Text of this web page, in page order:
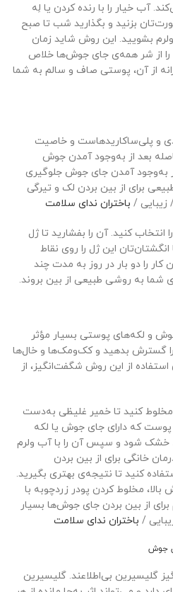
خیار را با رنده کردن یا لِه
بزنید و بگذارید شب تا صبح
بشویید. این روش شاید زمان
را از شر همه‌ی جای جوش‌ها خلاص
از آن، پوستی صاف و سالم به شما
و پلی‌ساکاریدهاست و خاصیت
بعد از به‌وجود آمدن جوش
به‌وجود آمدن جای جوش جلوگیری
برای از بین بردن لک و تیرگی
/ باختران ندای سلامت
انتخاب کنید. آن را بفشارید تا ژل
این ژل را روی نقاط
کار را دو بار در روز به مدت چند
شما به روشی طبیعی از بین بروند.
و لکه‌های پوستی بسیار مؤثر
گسترش بدهید و کک‌ومک‌ها و خال‌ها
از این روش شگفت‌انگیز، از
مخلوط کنید تا خمیر غلیظی به‌دست
پوست که دارای جای جوش یا لکه
خشک شود و سپس آن را با آب ولرم
خانگی برای از بین بردن
کنید تا نتیجه‌ی بهتری بگیرید.
مخلوط کردن پودر زردچوبه با
از بین بردن جای جوش‌ها بسیار
/ باختران ندای سلامت
جوش
گلیسیرین بی‌اطلاعند. گلیسیرین